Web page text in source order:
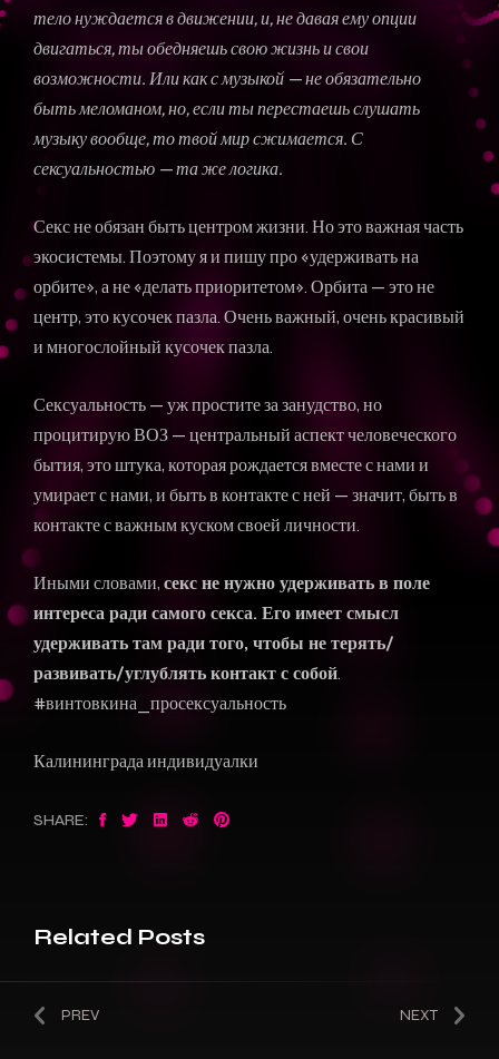
тело нуждается в движении, и, не давая ему опции
двигаться, ты обедняешь свою жизнь и свои
возможности. Или как с музыкой — не обязательно
быть меломаном, но, если ты перестаешь слушать
музыку вообще, то твой мир сжимается. С
сексуальностью — та же логика.
Секс не обязан быть центром жизни. Но это важная часть
экосистемы. Поэтому я и пишу про «удерживать на
орбите», а не «делать приоритетом». Орбита — это не
центр, это кусочек пазла. Очень важный, очень красивый
и многослойный кусочек пазла.
Сексуальность — уж простите за занудство, но
процитирую ВОЗ — центральный аспект человеческого
бытия, это штука, которая рождается вместе с нами и
умирает с нами, и быть в контакте с ней — значит, быть в
контакте с важным куском своей личности.
Иными словами, секс не нужно удерживать в поле
интереса ради самого секса. Его имеет смысл
удерживать там ради того, чтобы не терять/
развивать/углублять контакт с собой.
#винтовкина_просексуальность
Калининграда индивидуалки
SHARE:
Related Posts
PREV NEXT